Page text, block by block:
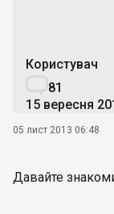
Користувач
81
15 вересня
05 лист 2013 06:48
Давайте